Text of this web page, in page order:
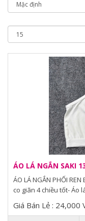
ÁO LÁ NGẮN SAKI
ÁO LÁ NGẮN PHỐI
co giãn 4 chiều tốt- Áo
Giá Bán Lẻ : 24,000